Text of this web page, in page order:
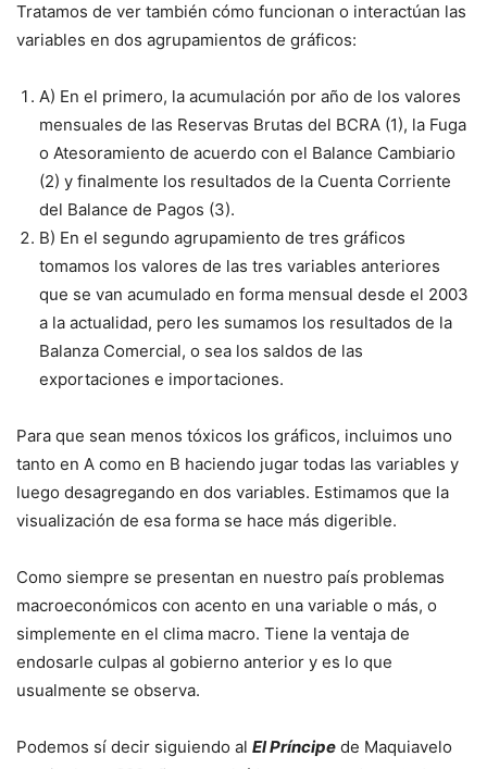
Tratamos de ver también cómo funcionan o interactúan las
variables en dos agrupamientos de gráficos:
A) En el primero, la acumulación por año de los valores
mensuales de las Reservas Brutas del BCRA (1), la Fuga
o Atesoramiento de acuerdo con el Balance Cambiario
(2) y finalmente los resultados de la Cuenta Corriente
del Balance de Pagos (3).
B) En el segundo agrupamiento de tres gráficos
tomamos los valores de las tres variables anteriores
que se van acumulado en forma mensual desde el 2003
a la actualidad, pero les sumamos los resultados de la
Balanza Comercial, o sea los saldos de las
exportaciones e importaciones.
Para que sean menos tóxicos los gráficos, incluimos uno
tanto en A como en B haciendo jugar todas las variables y
luego desagregando en dos variables. Estimamos que la
visualización de esa forma se hace más digerible.
Como siempre se presentan en nuestro país problemas
macroeconómicos con acento en una variable o más, o
simplemente en el clima macro. Tiene la ventaja de
endosarle culpas al gobierno anterior y es lo que
usualmente se observa.
Podemos sí decir siguiendo al El Príncipe de Maquiavelo